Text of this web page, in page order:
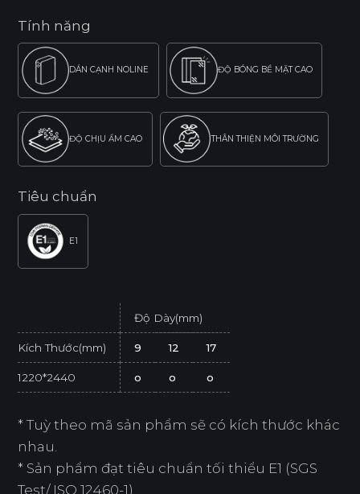
Tính năng
DÁN CẠNH NOLINE ĐỘ BÓNG BỀ MẶT CAO
ĐỘ CHỊU ẨM CAO THÂN THIỆN MÔI TRƯỜNG
Tiêu chuẩn
E1
Độ Dày(mm)
Kích Thước(mm) 9 12 17
1220*2440 o o o
* Tuỳ theo mã sản phẩm sẽ có kích thước khác
nhau.
* Sản phẩm đạt tiêu chuẩn tối thiểu E1 (SGS
Test/ ISO 12460-1).